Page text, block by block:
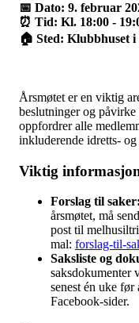
📅 Dato: 9. februar
⏰ Tid: Kl. 18:00 -
🏠 Sted: Klubbhuset i
Årsmøtet er en viktig
beslutninger og
oppfordrer alle
inkluderende idretts-
Viktig
Forslag til saker:
årsmøtet, må
post til
mal: forslag-til-
Saksliste og
saksdokumenter
senest én uke før
Facebook-sider.